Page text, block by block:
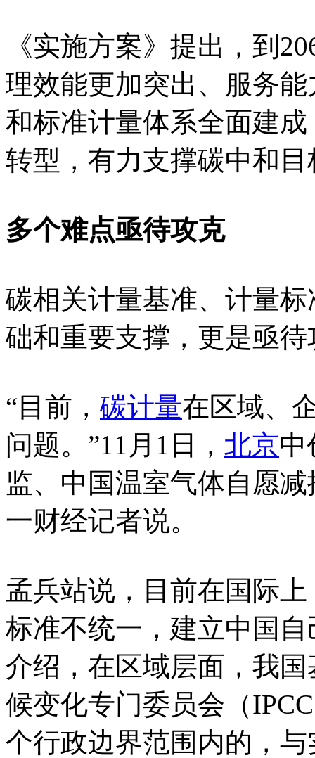
《实施方案》提出，到
理效能更加突出、服务
和标准计量体系全面建
转型，有力支撑碳中和
多个难点亟待攻克
碳相关计量基准、计量
础和重要支撑，更是亟
“目前， 碳计量在区域、
问题。”11月1日， 北京中
监、中国温室气体自愿
一财经记者说。
孟兵站说，目前在国际
标准不统一，建立中国
介绍，在区域层面，我
候变化专门委员会（
个行政边界范围内的，与